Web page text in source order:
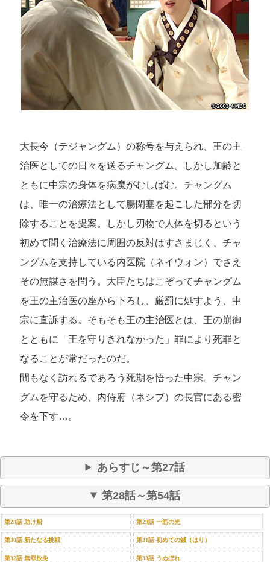
大長今（テジャングム）の称号を与えられ、王の主
治医としての日々を送るチャングム。しかし加齢と
ともに中宗の身体を病魔がむしばむ。チャングム
は、唯一の治療法として腸閉塞を起こした部分を切
除することを提案。しかし刃物で人体を切るという
初めて聞く治療法に周囲の反対はすさまじく、チャ
ングムを支持している内医院（ネイウォン）でさえ
その無謀さを問う。大臣たちはこぞってチャングム
を王の主治医の座から下ろし、厳罰に処すよう、中
宗に直訴する。そもそも王の主治医とは、王の崩御
とともに「王を守りきれなかった」罪により死罪と
なることが常だったのだ。
間もなく訪れるであろう死期を悟った中宗。チャン
グムを守るため、内侍府（ネシブ）の長官にある密
令を下す…。
あらすじ～第27話
第28話～第54話
第28話 助け船 第29話 一筋の光
第30話 新たなる挑戦 第31話 初めての鍼（はり）
第32話 無罪放免 第33話 うぬぼれ